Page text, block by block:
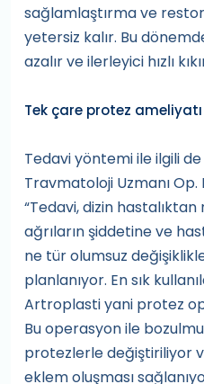
sağlamlaştırma ve
yetersiz kalır. Bu
azalır ve ilerleyici hızlı
Tek çare protez ameliyatı
Tedavi yöntemi ile ilgili
Travmatoloji Uzmanı
“Tedavi, dizin
ağrıların şiddetine ve
ne tür olumsuz
planlanıyor. En sık
Artroplasti yani protez
Bu operasyon ile
protezlerle değiştiriliyor
eklem oluşması